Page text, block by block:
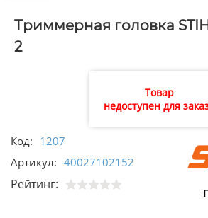
Триммерная головка
2
Товар
недоступен для
Код: 1207
Артикул: 40027102152
Рейтинг: